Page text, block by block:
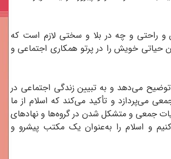
و راحتی و چه در بلا و سختی لازم است که
خویش را در پرتو همکاری اجتماعی و
می‌دهد و به تبیین زندگی اجتماعی در
می‌پردازد و تأکید می‌کند که اسلام از ما
جمعی و متشکل شدن در گروه‌ها و نهادهای
و اسلام را به‌عنوان یک مکتب پیشرو و